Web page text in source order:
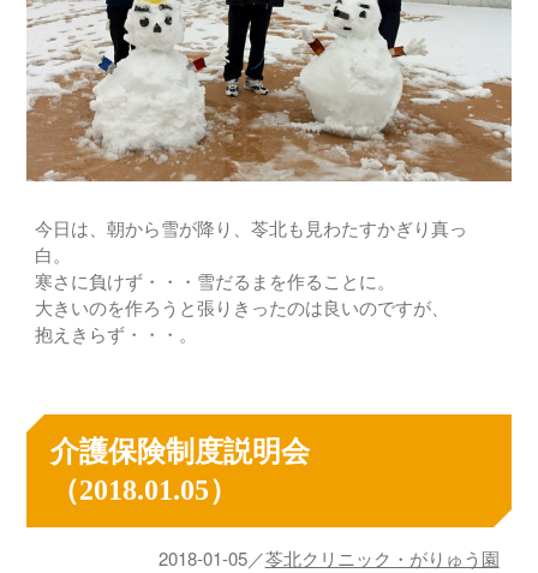
今日は、朝から雪が降り、苓北も見わたすかぎり真っ
白。
寒さに負けず・・・雪だるまを作ることに。
大きいのを作ろうと張りきったのは良いのですが、
抱えきらず・・・。
介護保険制度説明会
（2018.01.05）
2018-01-05／苓北クリニック・がりゅう園